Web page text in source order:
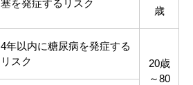
塞を発症するリスク
歳
4年以内に糖尿病を発症する
リスク
20歳
～80